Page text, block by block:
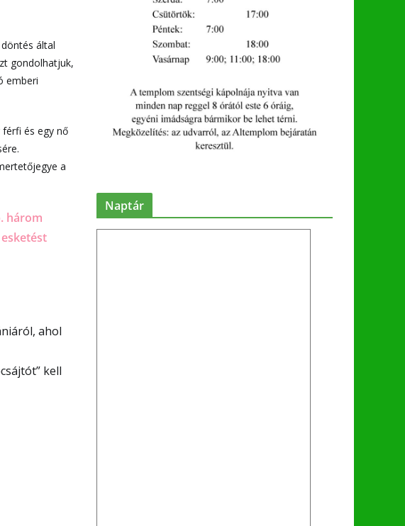
által
gondolhatjuk,
emberi
és egy nő
a
három
ahol
kell
Naptár